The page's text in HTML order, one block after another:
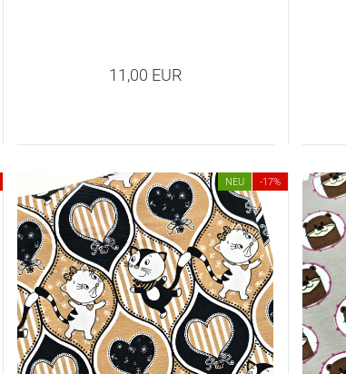
11,00 EUR
NEU -17%